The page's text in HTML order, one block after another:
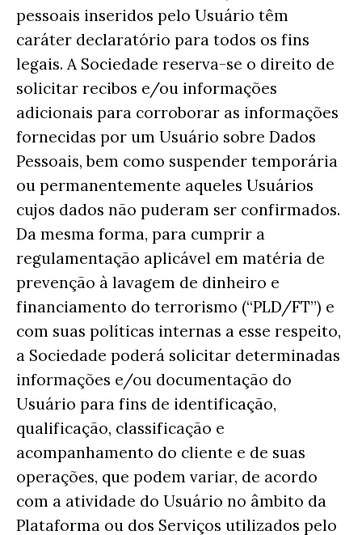
pessoais inseridos pelo Usuário têm
caráter declaratório para todos os fins
legais. A Sociedade reserva-se o direito de
solicitar recibos e/ou informações
adicionais para corroborar as informações
fornecidas por um Usuário sobre Dados
Pessoais, bem como suspender temporária
ou permanentemente aqueles Usuários
cujos dados não puderam ser confirmados.
Da mesma forma, para cumprir a
regulamentação aplicável em matéria de
prevenção à lavagem de dinheiro e
financiamento do terrorismo (“PLD/FT”) e
com suas políticas internas a esse respeito,
a Sociedade poderá solicitar determinadas
informações e/ou documentação do
Usuário para fins de identificação,
qualificação, classificação e
acompanhamento do cliente e de suas
operações, que podem variar, de acordo
com a atividade do Usuário no âmbito da
Plataforma ou dos Serviços utilizados pelo